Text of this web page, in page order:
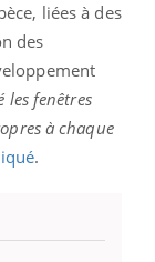
liées à des
des
les fenêtres
à chaque
.